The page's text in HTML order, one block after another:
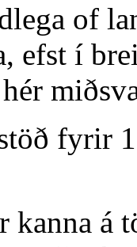
of
efst í
fyrir
kanna á